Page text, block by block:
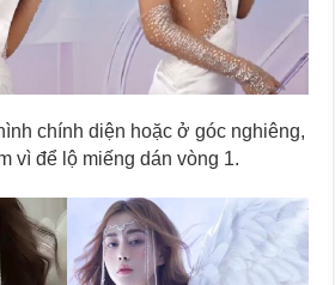
chính diện hoặc ở góc nghiêng,
vì để lộ miếng dán vòng 1.